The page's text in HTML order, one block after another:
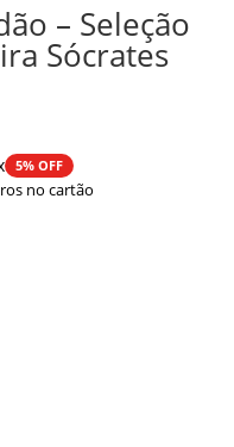
– Seleção
Sócrates
5% OFF
no cartão